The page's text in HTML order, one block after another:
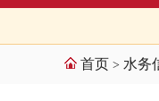
首页 > 水务